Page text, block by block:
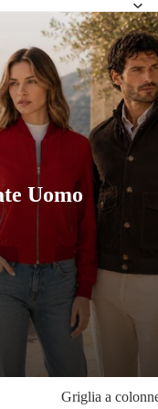
Uomo
Griglia a